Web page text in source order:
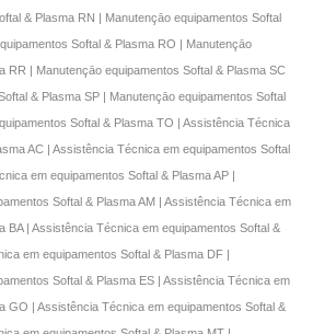
& Plasma RN | Manutençāo equipamentos Softal
Softal & Plasma RO | Manutençāo
RR | Manutençāo equipamentos Softal & Plasma SC
& Plasma SP | Manutençāo equipamentos Softal
Softal & Plasma TO | Assistência Técnica
AC | Assistência Técnica em equipamentos Softal
em equipamentos Softal & Plasma AP |
Softal & Plasma AM | Assistência Técnica em
BA | Assistência Técnica em equipamentos Softal &
em equipamentos Softal & Plasma DF |
Softal & Plasma ES | Assistência Técnica em
GO | Assistência Técnica em equipamentos Softal &